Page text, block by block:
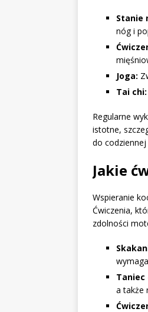
Stanie
nóg i
Joga:
Tai chi:
Regularne
istotne,
do
Jakie
Wspieranie
Ćwiczenia,
zdolności
Taniec
a także